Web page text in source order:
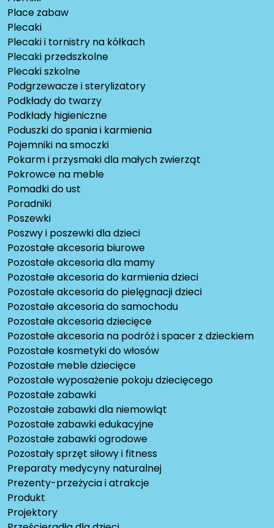
Place zabaw
Plecaki
Plecaki i tornistry na kółkach
Plecaki przedszkolne
Plecaki szkolne
Podgrzewacze i sterylizatory
Podkłady do twarzy
Podkłady higieniczne
Poduszki do spania i karmienia
Pojemniki na smoczki
Pokarm i przysmaki dla małych zwierząt
Pokrowce na meble
Pomadki do ust
Poradniki
Poszewki
Poszwy i poszewki dla dzieci
Pozostałe akcesoria biurowe
Pozostałe akcesoria dla mamy
Pozostałe akcesoria do karmienia dzieci
Pozostałe akcesoria do pielęgnacji dzieci
Pozostałe akcesoria do samochodu
Pozostałe akcesoria dziecięce
Pozostałe akcesoria na podróż i spacer z dzieckiem
Pozostałe kosmetyki do włosów
Pozostałe meble dziecięce
Pozostałe wyposażenie pokoju dziecięcego
Pozostałe zabawki
Pozostałe zabawki dla niemowląt
Pozostałe zabawki edukacyjne
Pozostałe zabawki ogrodowe
Pozostały sprzęt siłowy i fitness
Preparaty medycyny naturalnej
Prezenty-przeżycia i atrakcje
Produkt
Projektory